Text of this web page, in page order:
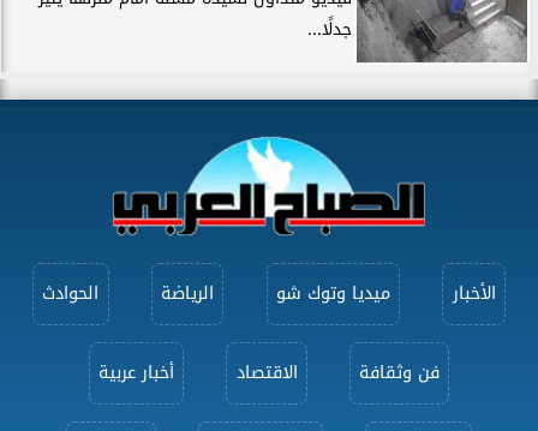
جدلًا...
الأخبار ميديا وتوك شو الرياضة الحوادث
فن وثقافة الاقتصاد أخبار عربية